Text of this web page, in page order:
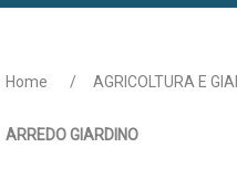
Home / AGRICOLTURA E
ARREDO GIARDINO